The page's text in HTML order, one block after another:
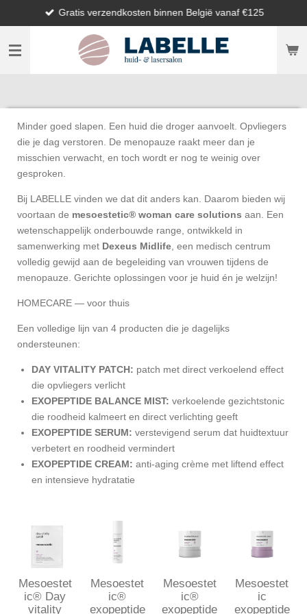
direct
naar
hoofdinhoud
Gratis verzendkosten binnen België vanaf €125
Minder goed slapen. Een huid die droger aanvoelt. Opvliegers
die je dag verstoren. De menopauze raakt meer dan je
misschien verwacht, en toch wordt er nog te weinig over
gesproken.
Bij LABELLE vinden we dat dit anders kan. Daarom bieden wij
voortaan de mesoestetic® woman care solutions aan. Een
wetenschappelijk onderbouwde range, ontwikkeld in
samenwerking met Dexeus Midlife , een medisch centrum
volledig gewijd aan de begeleiding van vrouwen tijdens de
menopauze. Gerichte oplossingen voor je huid én je welzijn!
HOMECARE — voor thuis
Een volledige lijn van 4 producten die je dagelijks
ondersteunen:
DAY VITALITY PATCH: patch met direct verkoelend effect
die opvliegers verlicht
EXOPEPTIDE BALANCE MIST: verkoelende gezichtstonic
die roodheid kalmeert en direct verlichting geeft
EXOPEPTIDE SERUM: verstevigend serum dat huidtextuur
verbetert en roodheid vermindert
EXOPEPTIDE CREAM: anti-aging crème met liftend effect
en intensieve hydratatie
Mesoestet
ic® Day
vitality
Mesoestet
ic®
exopeptide
Mesoestet
ic®
exopeptide
Mesoestet
ic
exopeptide